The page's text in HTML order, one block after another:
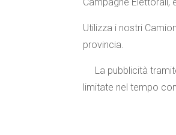
Utilizza i nostri
provincia.
La pubblicità
limitate nel tempo